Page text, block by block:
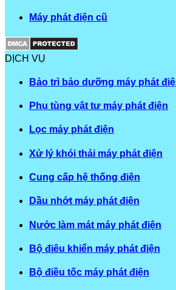
Máy phát điện cũ
DỊCH VỤ
Bảo trì bảo dưỡng máy phát
Phụ tùng vật tư máy phát điện
Lọc máy phát điện
Xử lý khói thải máy phát điện
Cung cấp hệ thống điện
Dầu nhớt máy phát điện
Nước làm mát máy phát điện
Bộ điêu khiển máy phát điện
Bộ điều tốc máy phát điện